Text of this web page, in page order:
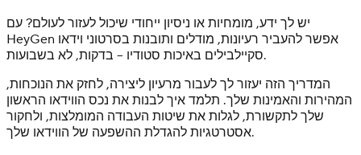
יש לך ידע, מומחיות או ניסיון ייחודי שיכול לעזור לעולם? עם
HeyGen אפשר להעביר רעיונות, מודלים ותובנות בסרטוני וידאו
סקיילבילים באיכות סטודיו – בדקות, לא בשבועות.
המדריך הזה יעזור לך לעבור מרעיון ליצירה, לחזק את הנוכחות,
המהירות והאמינות שלך. תלמד איך לבנות את נכס הווידאו הראשון
שלך לתקשורת, לגלות את שיטות העבודה המומלצות, ולחקור
אסטרטגיות להגדלת ההשפעה של הווידאו שלך.